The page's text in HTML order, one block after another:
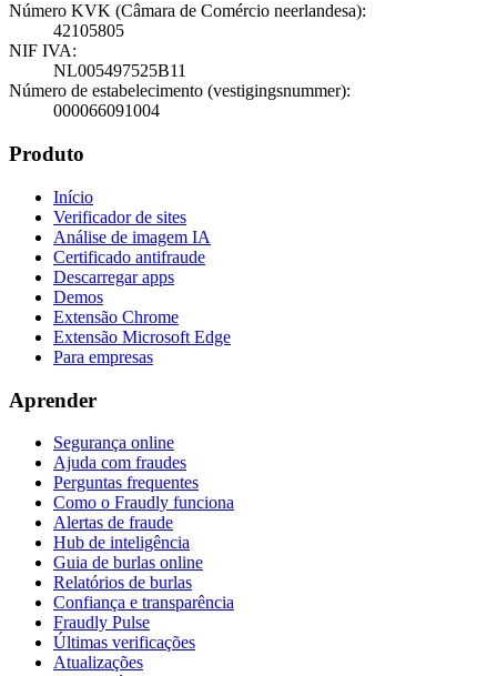
Número KVK (Câmara de Comércio neerlandesa):
42105805
NIF IVA:
NL005497525B11
Número de estabelecimento (vestigingsnummer):
000066091004
Produto
Início
Verificador de sites
Análise de imagem IA
Certificado antifraude
Descarregar apps
Demos
Extensão Chrome
Extensão Microsoft Edge
Para empresas
Aprender
Segurança online
Ajuda com fraudes
Perguntas frequentes
Como o Fraudly funciona
Alertas de fraude
Hub de inteligência
Guia de burlas online
Relatórios de burlas
Confiança e transparência
Fraudly Pulse
Últimas verificações
Atualizações